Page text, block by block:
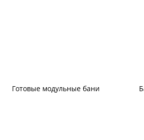
Готовые модульные бани